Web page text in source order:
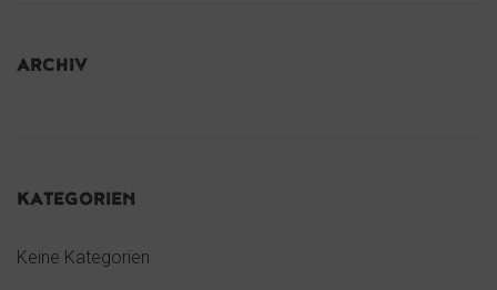
ARCHIV
KATEGORIEN
Keine Kategorien